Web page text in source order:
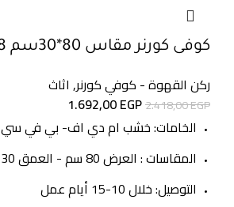
كوفى كورنر مقاس 80*30سم w-98
ركن القهوة - كوفي كورنر, اثاث
2.418,00EGP
1.692,00EGP
الخامات: خشب ام دي اف- بي في سي
المقاسات : العرض 80 سم - العمق 30 سم - الأرتفاع 85 سم
التوصيل: خلال 10-15 أيام عمل